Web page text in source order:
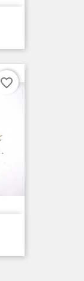
favorite_border